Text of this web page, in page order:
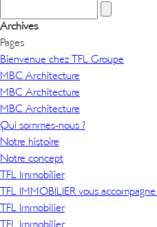
Archives
Pages
Bienvenue chez TFL Groupe
MBC Architecture
MBC Architecture
MBC Architecture
Qui sommes-nous ?
Notre histoire
Notre concept
TFL Immobilier
TFL IMMOBILIER vous
TFL Immobilier